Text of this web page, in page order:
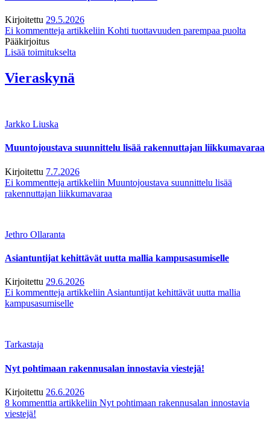
Kirjoitettu 29.5.2026
Ei kommentteja artikkeliin Kohti tuottavuuden parempaa puolta
Pääkirjoitus
Lisää toimitukselta
Vieraskynä
Jarkko Liuska
Muuntojoustava suunnittelu lisää rakennuttajan liikkumavaraa
Kirjoitettu 7.7.2026
Ei kommentteja artikkeliin Muuntojoustava suunnittelu lisää
rakennuttajan liikkumavaraa
Jethro Ollaranta
Asiantuntijat kehittävät uutta mallia kampusasumiselle
Kirjoitettu 29.6.2026
Ei kommentteja artikkeliin Asiantuntijat kehittävät uutta mallia
kampusasumiselle
Tarkastaja
Nyt pohtimaan rakennusalan innostavia viestejä!
Kirjoitettu 26.6.2026
8 kommenttia artikkeliin Nyt pohtimaan rakennusalan innostavia
viestejä!